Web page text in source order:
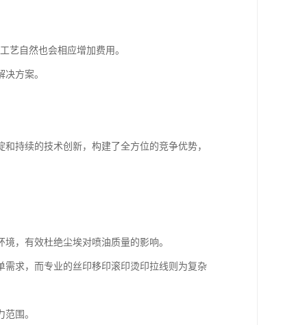
艺自然也会相应增加费用。
方案。
持续的技术创新，构建了全方位的竞争优势，
，有效杜绝尘埃对喷油质量的影响。
求，而专业的丝印移印滚印烫印拉线则为复杂
围。